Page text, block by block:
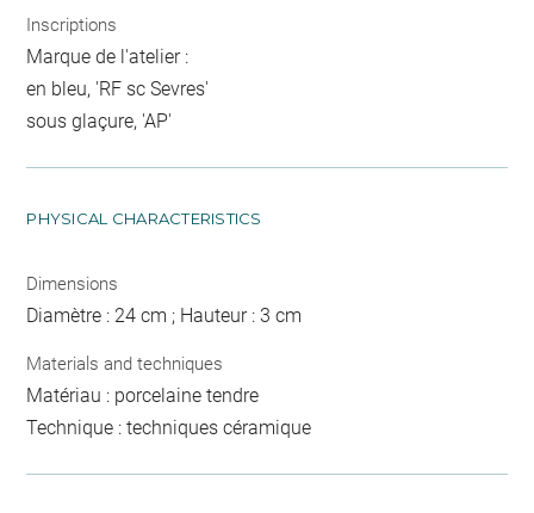
Inscriptions
Marque de l'atelier :
en bleu, 'RF sc Sevres'
sous glaçure, 'AP'
PHYSICAL CHARACTERISTICS
Dimensions
Diamètre : 24 cm ; Hauteur : 3 cm
Materials and techniques
Matériau : porcelaine tendre
Technique : techniques céramique